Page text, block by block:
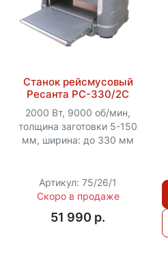
Станок рейсмусовый
Ресанта РС-330/2С
2000 Вт, 9000 об/мин,
толщина заготовки 5-150
мм, ширина: до 330 мм
Артикул: 75/26/1
Скоро в продаже
51 990 p.